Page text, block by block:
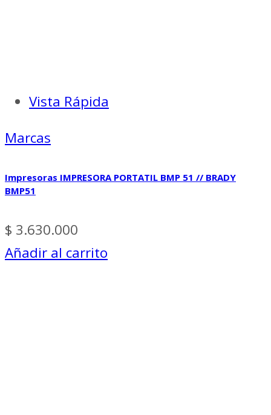
Vista Rápida
Marcas
Impresoras IMPRESORA PORTATIL BMP 51 // BRADY
BMP51
$ 3.630.000
Añadir al carrito